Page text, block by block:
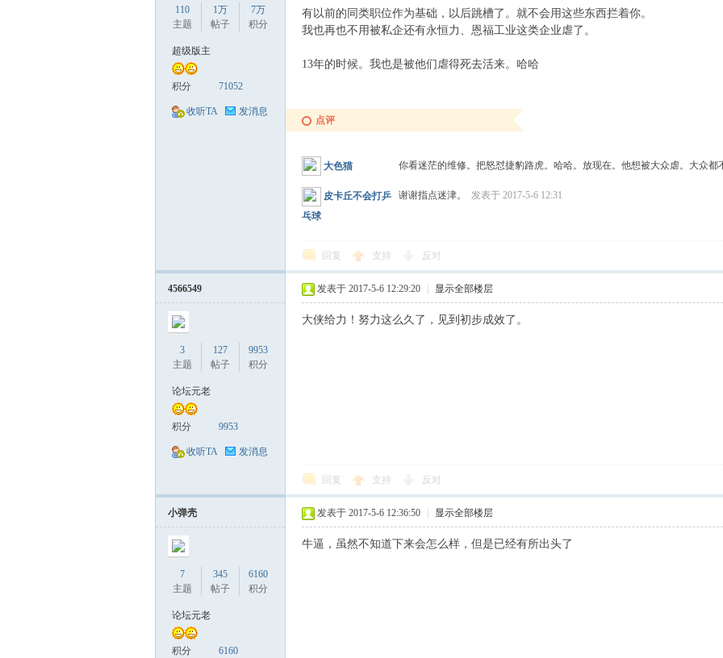
110
主题
1万
帖子
7万
积分
超级版主
积分 71052
收听TA 发消息
有以前的同类职位作为基础，以后跳槽了。就不会用这些东西拦着你。
我也再也不用被私企还有永恒力、恩福工业这类企业虐了。
13年的时候。我也是被他们虐得死去活来。哈哈
点评
大色猫 你看迷茫的维修。把怒怼捷豹路虎。哈哈。放现在。他想被大众虐。大众
皮卡丘不会打乒
乓球
谢谢指点迷津。 发表于 2017-5-6 12:31
回复 支持 反对
4566549
3
主题
127
帖子
9953
积分
论坛元老
积分 9953
收听TA 发消息
发表于 2017-5-6 12:29:20 显示全部楼层
大侠给力！努力这么久了，见到初步成效了。
回复 支持 反对
小弹壳
7
主题
345
帖子
6160
积分
论坛元老
积分 6160
发表于 2017-5-6 12:36:50 显示全部楼层
牛逼，虽然不知道下来会怎么样，但是已经有所出头了